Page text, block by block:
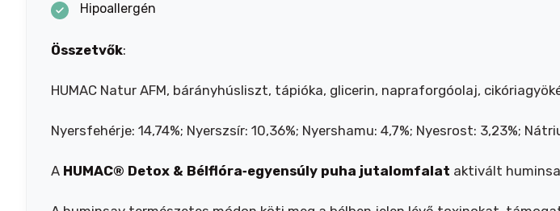
Hipoallergén
Összetvők:
HUMAC Natur AFM, bárányhúsliszt, tápióka, glicerin, napraforgóolaj,
Nyersfehérje: 14,74%; Nyerszsír: 10,36%; Nyershamu: 4,7%; Nyesrost: 3,23%;
A HUMAC® Detox & Bélflóra‑egyensúly puha jutalomfalat aktivált